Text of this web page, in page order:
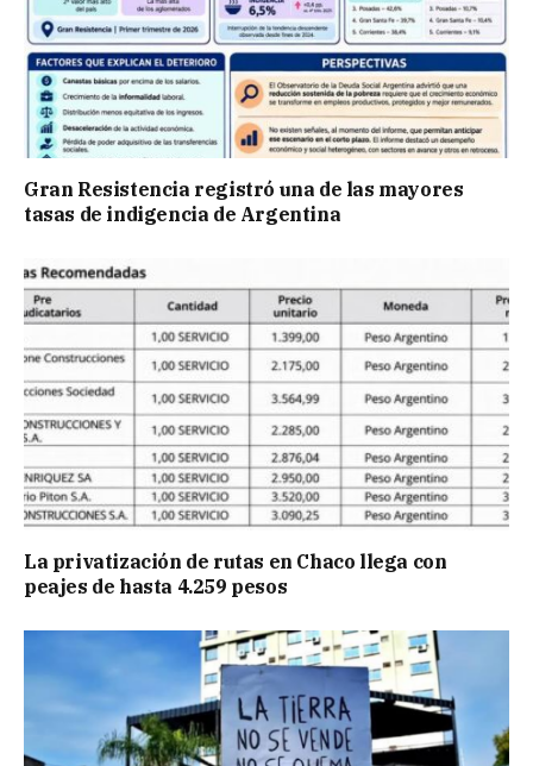
Gran Resistencia registró una de las mayores
tasas de indigencia de Argentina
La privatización de rutas en Chaco llega con
peajes de hasta 4.259 pesos